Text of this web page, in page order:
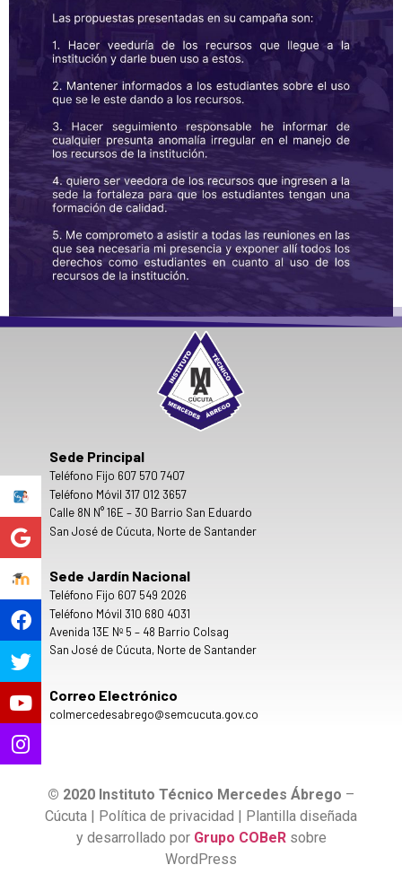
Sede Principal
Teléfono Fijo 607 570 7407
Teléfono Móvil 317 012 3657
Calle 8N N° 16E – 30 Barrio San Eduardo
San José de Cúcuta, Norte de Santander
Sede Jardín Nacional
Teléfono Fijo 607 549 2026
Teléfono Móvil 310 680 4031
Avenida 13E Nº 5 – 48 Barrio Colsag
San José de Cúcuta, Norte de Santander
Correo Electrónico
colmercedesabrego@semcucuta.gov.co
© 2020 Instituto Técnico Mercedes Ábrego –
Cúcuta | Política de privacidad | Plantilla diseñada
y desarrollado por Grupo COBeR sobre
WordPress